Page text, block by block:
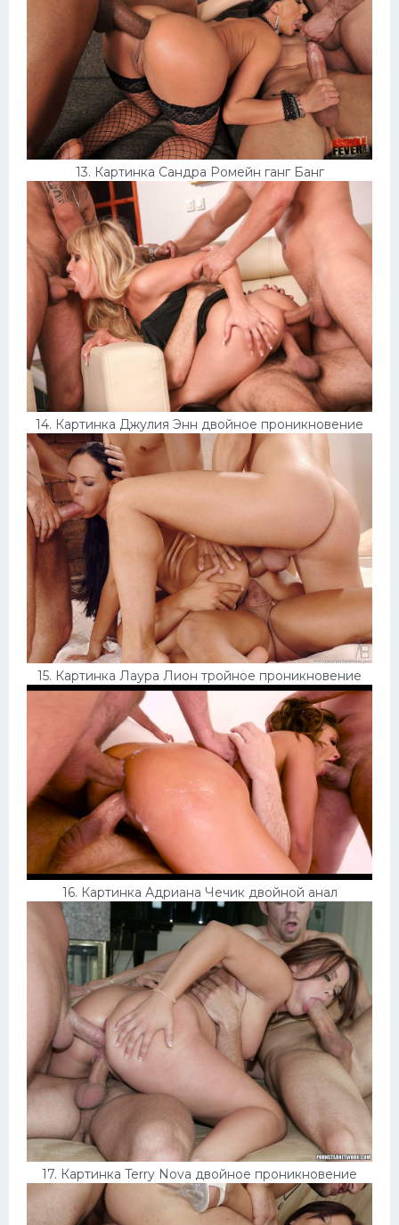
13. Картинка Сандра Ромейн ганг Банг
14. Картинка Джулия Энн двойное проникновение
15. Картинка Лаура Лион тройное проникновение
16. Картинка Адриана Чечик двойной анал
17. Картинка Terry Nova двойное проникновение